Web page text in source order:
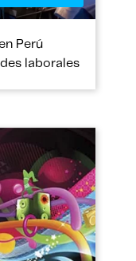
Perú
laborales